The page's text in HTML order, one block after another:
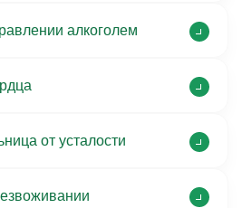
алкоголем
от усталости